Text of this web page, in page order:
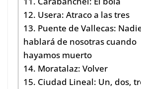
12. Usera: Atraco a las tres
13. Puente de Vallecas:
hablará de nosotras cuando
hayamos muerto
14. Moratalaz: Volver
15. Ciudad Lineal: Un, dos,